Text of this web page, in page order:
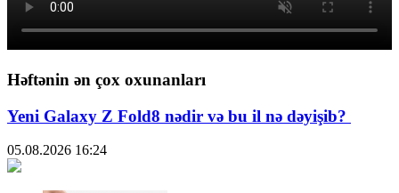
Həftənin ən çox oxunanları
Yeni Galaxy Z Fold8 nədir və bu il nə dəyişib?
05.08.2026 16:24